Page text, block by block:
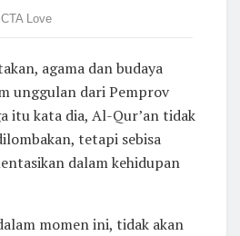
agama dan budaya
unggulan dari Pemprov
itu kata dia, Al-Qur’an tidak
tetapi sebisa
dalam kehidupan
momen ini, tidak akan